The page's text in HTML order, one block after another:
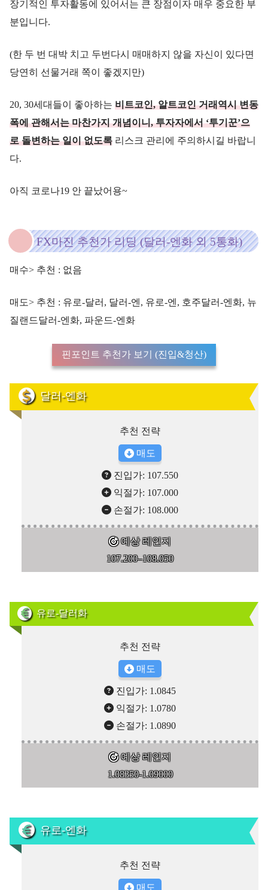
장기적인 투자활동에 있어서는 큰 장점이자 매우 중요한 부
분입니다.
(한 두 번 대박 치고 두번다시 매매하지 않을 자신이 있다면
당연히 선물거래 쪽이 좋겠지만)
20, 30세대들이 좋아하는 비트코인, 알트코인 거래역시 변동
폭에 관해서는 마찬가지 개념이니, 투자자에서 ‘투기꾼’으
로 돌변하는 일이 없도록 리스크 관리에 주의하시길 바랍니
다.
아직 코로나19 안 끝났어용~
FX마진 추천가 리딩 (달러-엔화 외 5통화)
매수> 추천 : 없음
매도> 추천 : 유로-달러, 달러-엔, 유로-엔, 호주달러-엔화, 뉴
질랜드달러-엔화, 파운드-엔화
핀포인트 추천가 보기 (진입&청산)
달러-엔화
추천 전략
매도
진입가: 107.550
익절가: 107.000
손절가: 108.000
예상 레인지
107.200–108.050
유로-달러화
추천 전략
매도
진입가: 1.0845
익절가: 1.0780
손절가: 1.0890
예상 레인지
1.08350-1.09000
유로-엔화
추천 전략
매도